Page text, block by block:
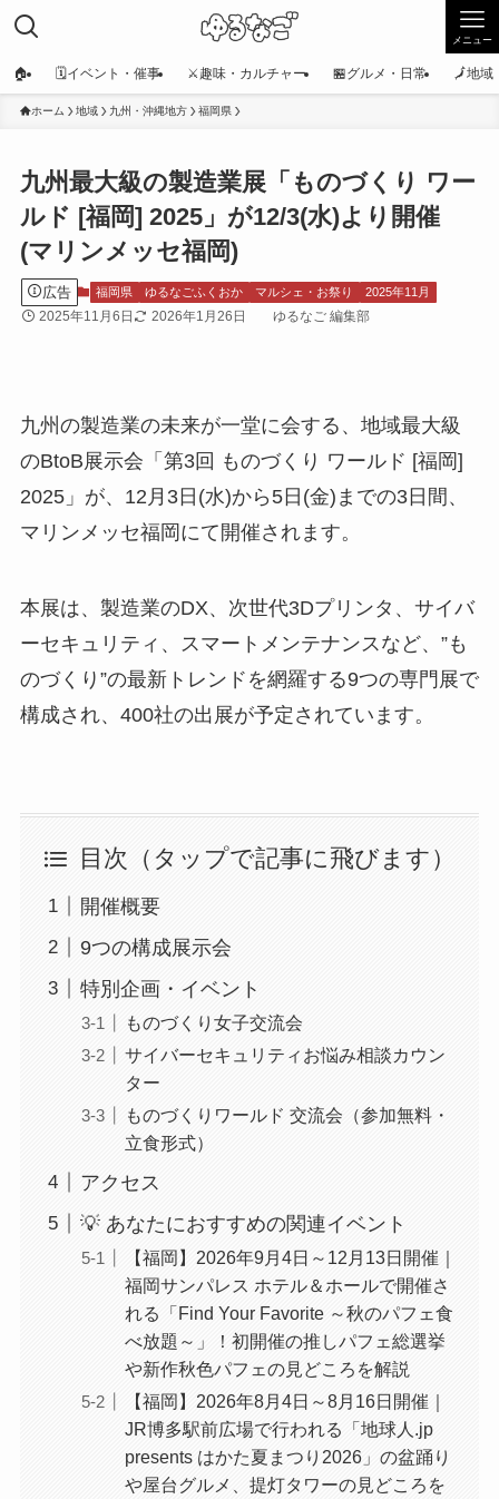
メニュー
🏠 🗓️イベント・催事 ⚔️趣味・カルチャー 🏪グルメ・日常 🗾地域
ホーム 地域 九州・沖縄地方 福岡県
九州最大級の製造業展「ものづくり ワー
ルド [福岡] 2025」が12/3(水)より開催
(マリンメッセ福岡)
広告 福岡県 ゆるなごふくおか マルシェ・お祭り 2025年11月
2025年11月6日 2026年1月26日 ゆるなご 編集部
九州の製造業の未来が一堂に会する、地域最大級
のBtoB展示会「第3回 ものづくり ワールド [福岡]
2025」が、12月3日(水)から5日(金)までの3日間、
マリンメッセ福岡にて開催されます。
本展は、製造業のDX、次世代3Dプリンタ、サイバ
ーセキュリティ、スマートメンテナンスなど、”も
のづくり”の最新トレンドを網羅する9つの専門展で
構成され、400社の出展が予定されています。
目次（タップで記事に飛びます）
開催概要
9つの構成展示会
特別企画・イベント
ものづくり女子交流会
サイバーセキュリティお悩み相談カウン
ター
ものづくりワールド 交流会（参加無料・
立食形式）
アクセス
💡 あなたにおすすめの関連イベント
【福岡】2026年9月4日～12月13日開催｜
福岡サンパレス ホテル＆ホールで開催さ
れる「Find Your Favorite ～秋のパフェ食
べ放題～」！初開催の推しパフェ総選挙
や新作秋色パフェの見どころを解説
【福岡】2026年8月4日～8月16日開催｜
JR博多駅前広場で行われる「地球人.jp
presents はかた夏まつり2026」の盆踊り
や屋台グルメ、提灯タワーの見どころを